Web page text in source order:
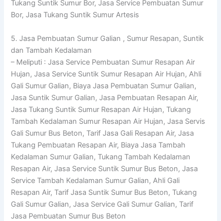
Tukang Suntik Sumur Bor, Jasa Service Pembuatan Sumur
Bor, Jasa Tukang Suntik Sumur Artesis
5. Jasa Pembuatan Sumur Galian , Sumur Resapan, Suntik
dan Tambah Kedalaman
– Meliputi : Jasa Service Pembuatan Sumur Resapan Air
Hujan, Jasa Service Suntik Sumur Resapan Air Hujan, Ahli
Gali Sumur Galian, Biaya Jasa Pembuatan Sumur Galian,
Jasa Suntik Sumur Galian, Jasa Pembuatan Resapan Air,
Jasa Tukang Suntik Sumur Resapan Air Hujan, Tukang
Tambah Kedalaman Sumur Resapan Air Hujan, Jasa Servis
Gali Sumur Bus Beton, Tarif Jasa Gali Resapan Air, Jasa
Tukang Pembuatan Resapan Air, Biaya Jasa Tambah
Kedalaman Sumur Galian, Tukang Tambah Kedalaman
Resapan Air, Jasa Service Suntik Sumur Bus Beton, Jasa
Service Tambah Kedalaman Sumur Galian, Ahli Gali
Resapan Air, Tarif Jasa Suntik Sumur Bus Beton, Tukang
Gali Sumur Galian, Jasa Service Gali Sumur Galian, Tarif
Jasa Pembuatan Sumur Bus Beton